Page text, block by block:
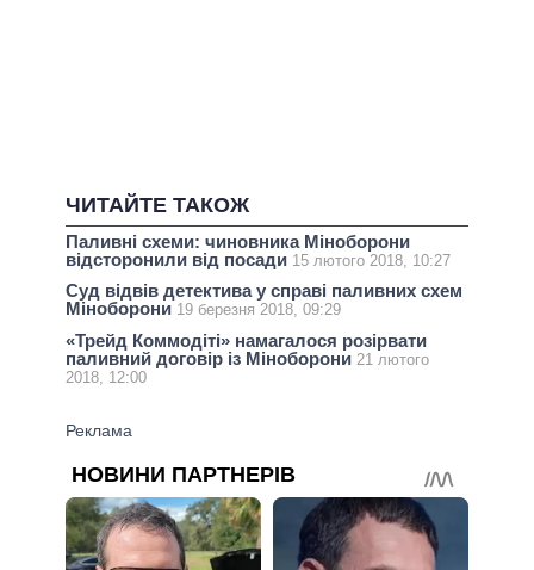
ЧИТАЙТЕ ТАКОЖ
Паливні схеми: чиновника Міноборони
відсторонили від посади 15 лютого 2018, 10:27
Суд відвів детектива у справі паливних схем
Міноборони 19 березня 2018, 09:29
«Трейд Коммодіті» намагалося розірвати
паливний договір із Міноборони 21 лютого
2018, 12:00